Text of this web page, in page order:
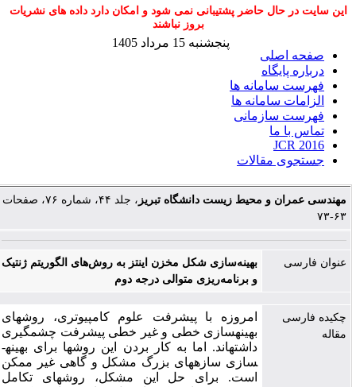
این سایت در حال حاضر پشتیبانی نمی شود و امکان دارد داده های نشریات
بروز نباشند
صفحه اصلی
درباره پایگاه
فهرست سامانه ها
الزامات سامانه ها
فهرست سازمانی
تماس با ما
JCR 2016
جستجوی مقالات
پنجشنبه 15 مرداد 1405
مهندسی عمران و محیط زیست دانشگاه تبریز
، جلد ۴۴، شماره ۷۶، صفحات
۶۳-۷۳
عنوان فارسی
بهینه‌سازی شکل مخزن اینتز به روش‌های الگوریتم ژنتیک
و برنامه‌ریزی متوالی درجه دوم
چکیده فارسی
مقاله
امروزه با پیشرفت علوم کامپیوتری، روش­های
بهینه­سازی خطی و غیر خطی پیشرفت چشم­گیری
داشته­اند. اما به کار بردن این روش­ها برای بهینه­
سازی سازه­های بزرگ مشکل و گاهی غیر ممکن
است. برای حل این مشکل، روش­های تکامل